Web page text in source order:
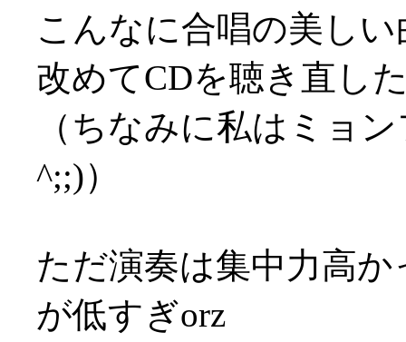
こんなに合唱の美し
改めてCDを聴き直し
（ちなみに私はミョ
^;;)）
ただ演奏は集中力高
が低すぎorz